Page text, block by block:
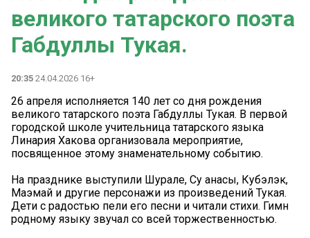
великого татарского поэта
Габдуллы Тукая.
20:35 24.04.2026 16+
26 апреля исполняется 140 лет со дня рождения
великого татарского поэта Габдуллы Тукая. В первой
городской школе учительница татарского языка
Линария Хакова организовала мероприятие,
посвященное этому знаменательному событию.
На празднике выступили Шурале, Су анасы, Кубэлэк,
Маэмай и другие персонажи из произведений Тукая.
Дети с радостью пели его песни и читали стихи. Гимн
родному языку звучал со всей торжественностью.